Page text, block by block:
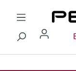
Ga naar de